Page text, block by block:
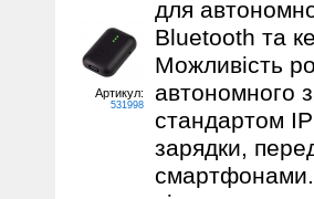
Артикул:
531998
для
Bluetooth та
Можливість
автономного
стандартом
зарядки,
смартфонами.